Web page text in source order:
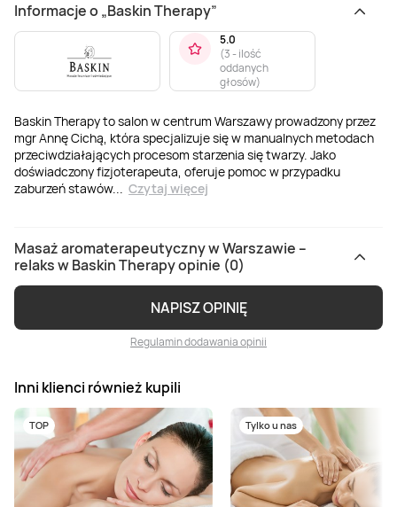
Informacje o „Baskin Therapy”
Baskin Therapy to salon w centrum Warszawy prowadzony przez
mgr Annę Cichą, która specjalizuje się w manualnych metodach
przeciwdziałających procesom starzenia się twarzy. Jako
doświadczony fizjoterapeuta, oferuje pomoc w przypadku
zaburzeń stawów... Czytaj więcej
5.0
(3 - ilość
oddanych
głosów)
Masaż aromaterapeutyczny w Warszawie –
relaks w Baskin Therapy opinie (0)
NAPISZ OPINIĘ
Regulamin dodawania opinii
Inni klienci również kupili
TOP Tylko u nas